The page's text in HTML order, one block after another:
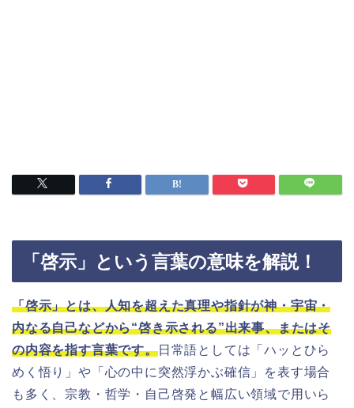
「啓示」という言葉の意味を解説！
「啓示」とは、人知を超えた真理や指針が神・宇宙・
内なる自己などから“啓き示される”出来事、またはそ
の内容を指す言葉です。日常語としては「ハッとひら
めく悟り」や「心の中に突然浮かぶ確信」を表す場合
も多く、宗教・哲学・自己啓発と幅広い領域で用いら